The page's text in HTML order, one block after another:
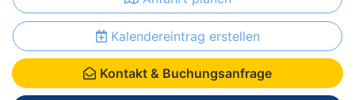
Kalendereintrag erstellen
Kontakt & Buchungsanfrage